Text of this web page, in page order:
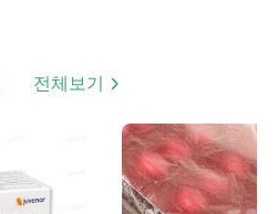
전체보기